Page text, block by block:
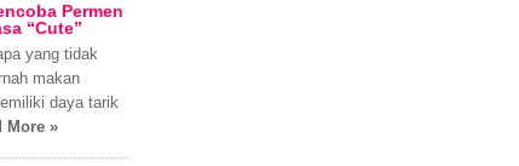
Permen
“Cute”
yang tidak
makan
daya tarik
More »